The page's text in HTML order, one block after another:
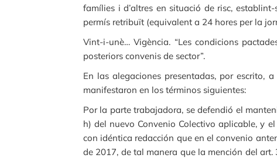
famílies i d’altres en situació de risc,
permís retribuït (equivalent a 24 hores per la
Vint-i-unè… Vigència. “Les condicions
posteriors convenis de sector”.
En las alegaciones presentadas, por escrito,
manifestaron en los términos siguientes:
Por la parte trabajadora, se defendió el
h) del nuevo Convenio Colectivo aplicable, y
con idéntica redacción que en el convenio
de 2017, de tal manera que la mención del